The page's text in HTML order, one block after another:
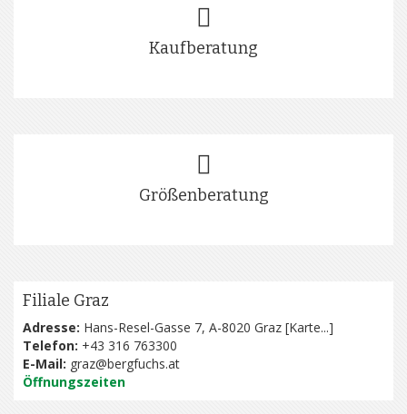
Kaufberatung
Größenberatung
Filiale Graz
Adresse: Hans-Resel-Gasse 7, A-8020 Graz [Karte...]
Telefon: +43 316 763300
E-Mail: graz@bergfuchs.at
Öffnungszeiten